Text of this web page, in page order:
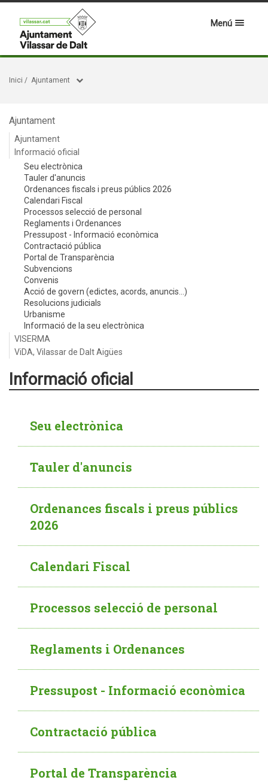
Menú
Inici / Ajuntament
Ajuntament
Ajuntament
Informació oficial
Seu electrònica
Tauler d'anuncis
Ordenances fiscals i preus públics 2026
Calendari Fiscal
Processos selecció de personal
Reglaments i Ordenances
Pressupost - Informació econòmica
Contractació pública
Portal de Transparència
Subvencions
Convenis
Acció de govern (edictes, acords, anuncis...)
Resolucions judicials
Urbanisme
Informació de la seu electrònica
VISERMA
ViDA, Vilassar de Dalt Aigües
Informació oficial
Seu electrònica
Tauler d'anuncis
Ordenances fiscals i preus públics
2026
Calendari Fiscal
Processos selecció de personal
Reglaments i Ordenances
Pressupost - Informació econòmica
Contractació pública
Portal de Transparència